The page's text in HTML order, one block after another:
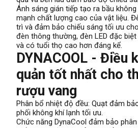
Ánh sáng gián tiếp tạo ra bầu
mạnh chất lượng cao của vật liệu.
trì và đảm bảo chiếu sáng tối ưu
đèn thông thường, đèn LED đặc
và có tuổi thọ cao hơn đáng kể.
DYNACOOL - Điều
quản tốt nhất cho
rượu vang
Phân bổ nhiệt độ đều: Quạt đảm
phối không khí lạnh tối ưu.
Chức năng DynaCool đảm bảo